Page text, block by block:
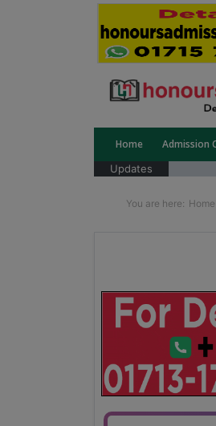
Home Admission
Updates
You are here: Home